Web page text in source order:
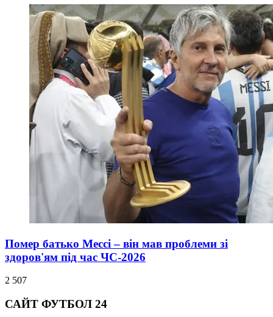
Помер батько Мессі – він мав проблеми зі
здоров'ям під час ЧС-2026
2 507
САЙТ ФУТБОЛ 24